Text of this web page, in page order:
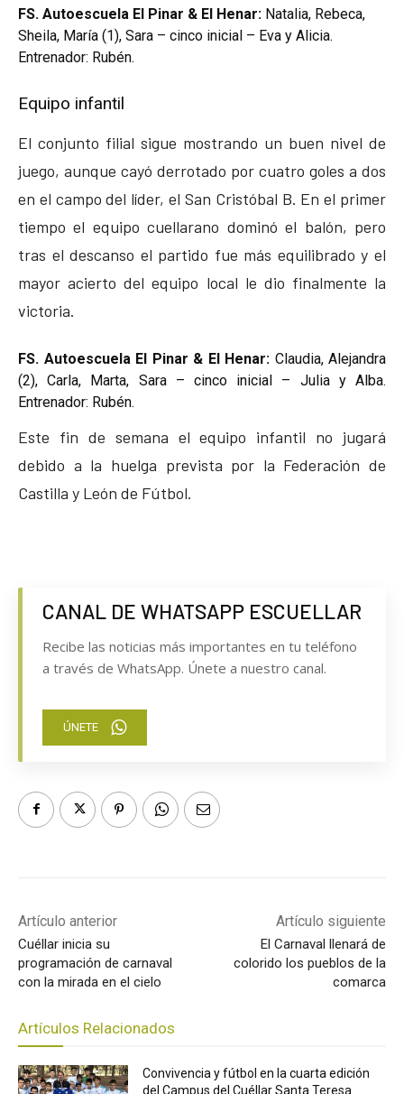
FS. Autoescuela El Pinar & El Henar: Natalia, Rebeca,
Sheila, María (1), Sara – cinco inicial – Eva y Alicia.
Entrenador: Rubén.
Equipo infantil
El conjunto filial sigue mostrando un buen nivel de
juego, aunque cayó derrotado por cuatro goles a dos
en el campo del líder, el San Cristóbal B. En el primer
tiempo el equipo cuellarano dominó el balón, pero
tras el descanso el partido fue más equilibrado y el
mayor acierto del equipo local le dio finalmente la
victoria.
FS. Autoescuela El Pinar & El Henar: Claudia, Alejandra
(2), Carla, Marta, Sara – cinco inicial – Julia y Alba.
Entrenador: Rubén.
Este fin de semana el equipo infantil no jugará
debido a la huelga prevista por la Federación de
Castilla y León de Fútbol.
CANAL DE WHATSAPP ESCUELLAR
Recibe las noticias más importantes en tu teléfono
a través de WhatsApp. Únete a nuestro canal.
ÚNETE
Artículo anterior
Cuéllar inicia su
programación de carnaval
con la mirada en el cielo
Artículo siguiente
El Carnaval llenará de
colorido los pueblos de la
comarca
Artículos Relacionados
Convivencia y fútbol en la cuarta edición
del Campus del Cuéllar Santa Teresa